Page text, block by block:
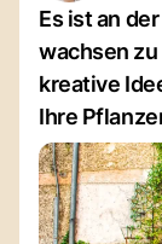
Es ist an
wachsen
kreative
Ihre